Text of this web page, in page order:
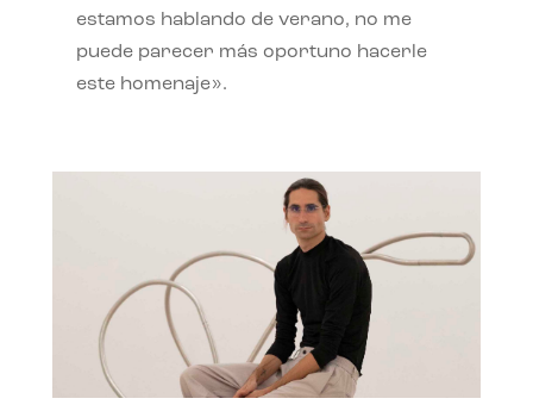
estamos hablando de verano, no me
puede parecer más oportuno hacerle
este homenaje».